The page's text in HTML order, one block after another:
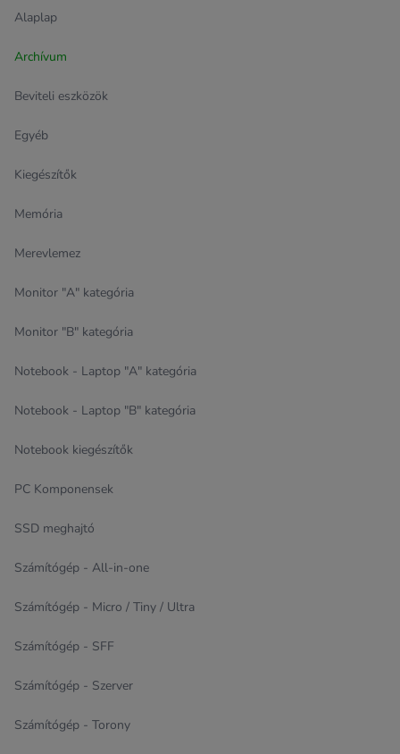
Alaplap
Archívum
Beviteli eszközök
Egyéb
Kiegészítők
Memória
Merevlemez
Monitor "A" kategória
Monitor "B" kategória
Notebook - Laptop "A" kategória
Notebook - Laptop "B" kategória
Notebook kiegészítők
PC Komponensek
SSD meghajtó
Számítógép - All-in-one
Számítógép - Micro / Tiny / Ultra
Számítógép - SFF
Számítógép - Szerver
Számítógép - Torony